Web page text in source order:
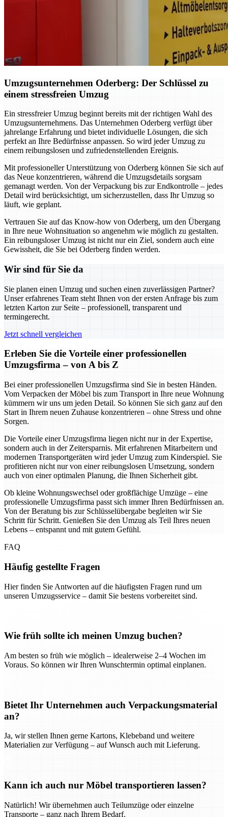
Umzugsunternehmen Oderberg: Der Schlüssel zu
einem stressfreien Umzug
Ein stressfreier Umzug beginnt bereits mit der richtigen Wahl des
Umzugsunternehmens. Das Unternehmen Oderberg verfügt über
jahrelange Erfahrung und bietet individuelle Lösungen, die sich
perfekt an Ihre Bedürfnisse anpassen. So wird jeder Umzug zu
einem reibungslosen und zufriedenstellenden Ereignis.
Mit professioneller Unterstützung von Oderberg können Sie sich auf
das Neue konzentrieren, während die Umzugsdetails sorgsam
gemanagt werden. Von der Verpackung bis zur Endkontrolle – jedes
Detail wird berücksichtigt, um sicherzustellen, dass Ihr Umzug so
läuft, wie geplant.
Vertrauen Sie auf das Know-how von Oderberg, um den Übergang
in Ihre neue Wohnsituation so angenehm wie möglich zu gestalten.
Ein reibungsloser Umzug ist nicht nur ein Ziel, sondern auch eine
Gewissheit, die Sie bei Oderberg finden werden.
Wir sind für Sie da
Sie planen einen Umzug und suchen einen zuverlässigen Partner?
Unser erfahrenes Team steht Ihnen von der ersten Anfrage bis zum
letzten Karton zur Seite – professionell, transparent und
termingerecht.
Jetzt schnell vergleichen
Erleben Sie die Vorteile einer professionellen
Umzugsfirma – von A bis Z
Bei einer professionellen Umzugsfirma sind Sie in besten Händen.
Vom Verpacken der Möbel bis zum Transport in Ihre neue Wohnung
kümmern wir uns um jeden Detail. So können Sie sich ganz auf den
Start in Ihrem neuen Zuhause konzentrieren – ohne Stress und ohne
Sorgen.
Die Vorteile einer Umzugsfirma liegen nicht nur in der Expertise,
sondern auch in der Zeitersparnis. Mit erfahrenen Mitarbeitern und
modernen Transportgeräten wird jeder Umzug zum Kinderspiel. Sie
profitieren nicht nur von einer reibungslosen Umsetzung, sondern
auch von einer optimalen Planung, die Ihnen Sicherheit gibt.
Ob kleine Wohnungswechsel oder großflächige Umzüge – eine
professionelle Umzugsfirma passt sich immer Ihren Bedürfnissen an.
Von der Beratung bis zur Schlüsselübergabe begleiten wir Sie
Schritt für Schritt. Genießen Sie den Umzug als Teil Ihres neuen
Lebens – entspannt und mit gutem Gefühl.
FAQ
Häufig gestellte Fragen
Hier finden Sie Antworten auf die häufigsten Fragen rund um
unseren Umzugsservice – damit Sie bestens vorbereitet sind.
Wie früh sollte ich meinen Umzug buchen?
Am besten so früh wie möglich – idealerweise 2–4 Wochen im
Voraus. So können wir Ihren Wunschtermin optimal einplanen.
Bietet Ihr Unternehmen auch Verpackungsmaterial
an?
Ja, wir stellen Ihnen gerne Kartons, Klebeband und weitere
Materialien zur Verfügung – auf Wunsch auch mit Lieferung.
Kann ich auch nur Möbel transportieren lassen?
Natürlich! Wir übernehmen auch Teilumzüge oder einzelne
Transporte – ganz nach Ihrem Bedarf.